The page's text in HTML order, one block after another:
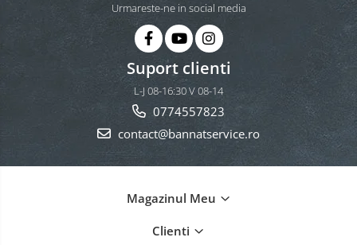
Urmareste-ne in social media
Suport clienti
L-J 08-16:30 V 08-14
0774557823
contact@bannatservice.ro
Magazinul Meu
Clienti